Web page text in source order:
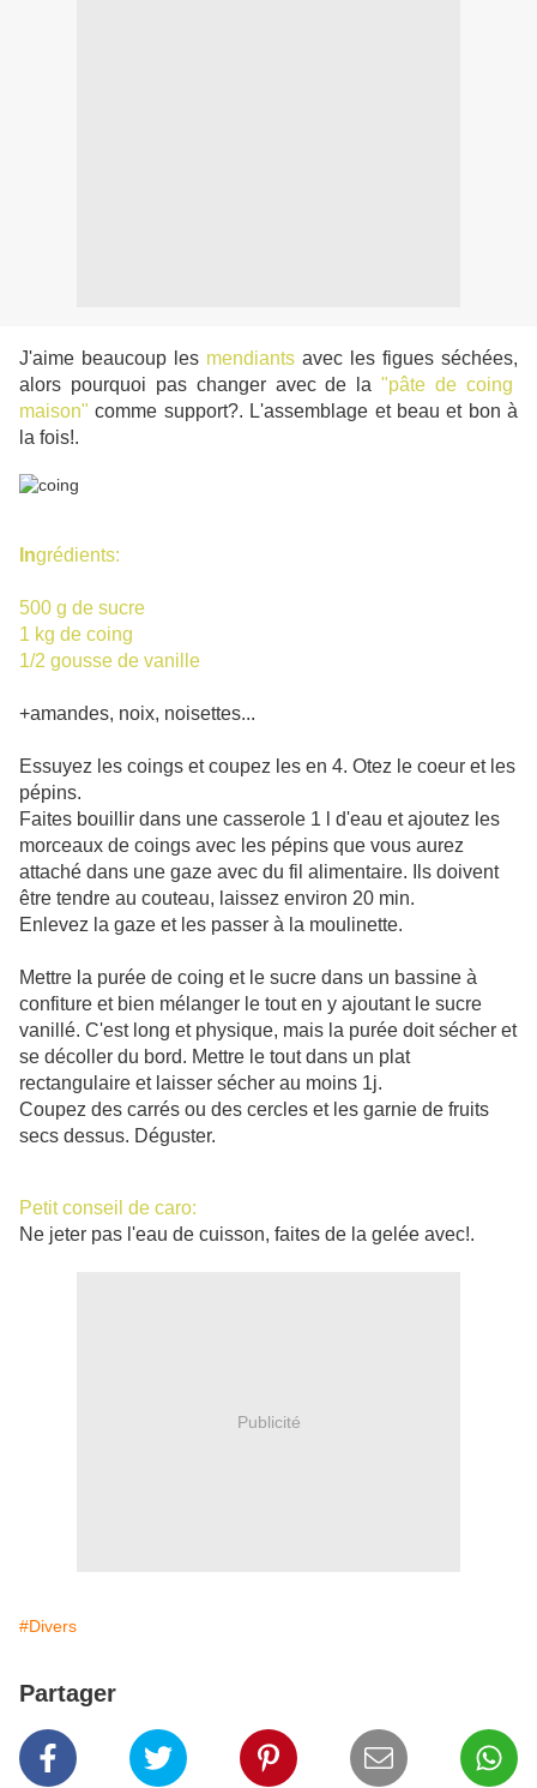
J'aime beaucoup les mendiants avec les figues séchées,
alors pourquoi pas changer avec de la"pâte de coing
maison" comme support?. L'assemblage et beau et bon à
la fois!.
ngrédients:
500 g de sucre
1 kg de coing
1/2 gousse de vanille
+amandes, noix, noisettes...
Essuyez les coings et coupez les en 4. Otez le coeur et les
pépins.
Faites bouillir dans une casserole 1 l d'eau et ajoutez les
morceaux de coings avec les pépins que vous aurez
attaché dans une gaze avec du fil alimentaire. Ils doivent
être tendre au couteau, laissez environ 20 min.
Enlevez la gaze et les passer à la moulinette.
Mettre la purée de coing et le sucre dans un bassine à
confiture et bien mélanger le tout en y ajoutant le sucre
vanillé. C'est long et physique, mais la purée doit sécher et
se décoller du bord. Mettre le tout dans un plat
rectangulaire et laisser sécher au moins 1j.
Coupez des carrés ou des cercles et les garnie de fruits
secs dessus. Déguster.
Petit conseil de caro:
Ne jeter pas l'eau de cuisson, faites de la gelée avec!.
Publicité
#Divers
Partager